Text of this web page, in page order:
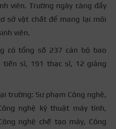
viên. Trường ngày càng đẩy
sở vật chất để mang lại môi
viên.
có tổng số 237 cán bộ bao
sĩ, 191 thạc sĩ, 12 giảng
trường: Sư phạm Công nghệ,
nghệ kỹ thuật máy tính,
nghệ chế tạo máy, Công